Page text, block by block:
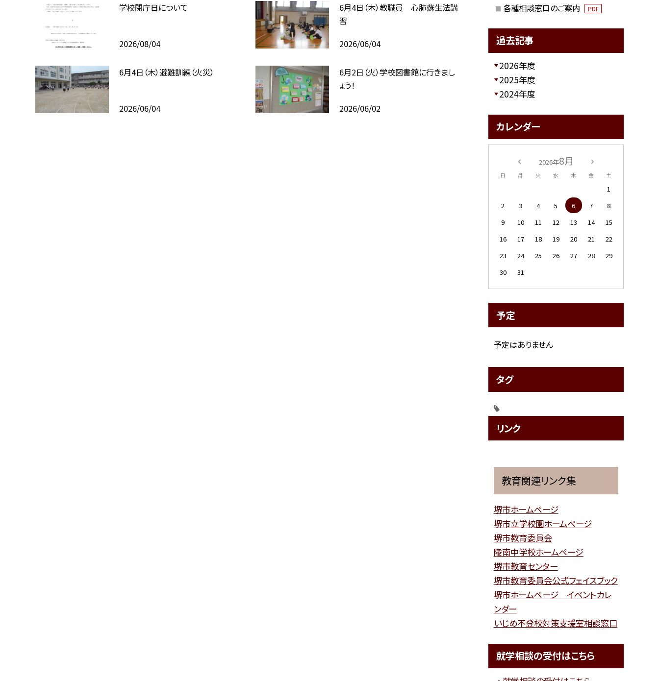
学校閉庁日について
2026/08/04
6月4日（木）教職員 心肺蘇生法講
習
2026/06/04
6月4日（木）避難訓練（火災）
2026/06/04
6月2日（火）学校図書館に行きまし
ょう！
2026/06/02
各種相談窓口のご案内 PDF
過去記事
2026年度
2025年度
2024年度
カレンダー
2026年8月
日 月 火 水 木 金 土
1
2
3 4 5 6 7
8
9
10 11 12 13 14
15
16
17 18 19 20 21
22
23
24 25 26 27 28
29
30
31
予定
予定はありません
タグ
リンク
教育関連リンク集
堺市ホームページ
堺市立学校園ホームページ
堺市教育委員会
陵南中学校ホームページ
堺市教育センター
堺市教育委員会公式フェイスブック
堺市ホームページ イベントカレ
ンダー
いじめ不登校対策支援室相談窓口
就学相談の受付はこちら